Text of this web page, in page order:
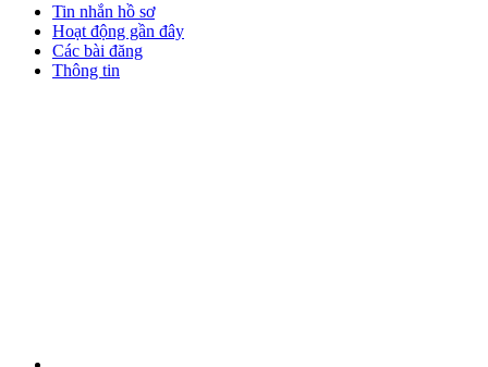
Tin nhắn hồ sơ
Hoạt động gần đây
Các bài đăng
Thông tin